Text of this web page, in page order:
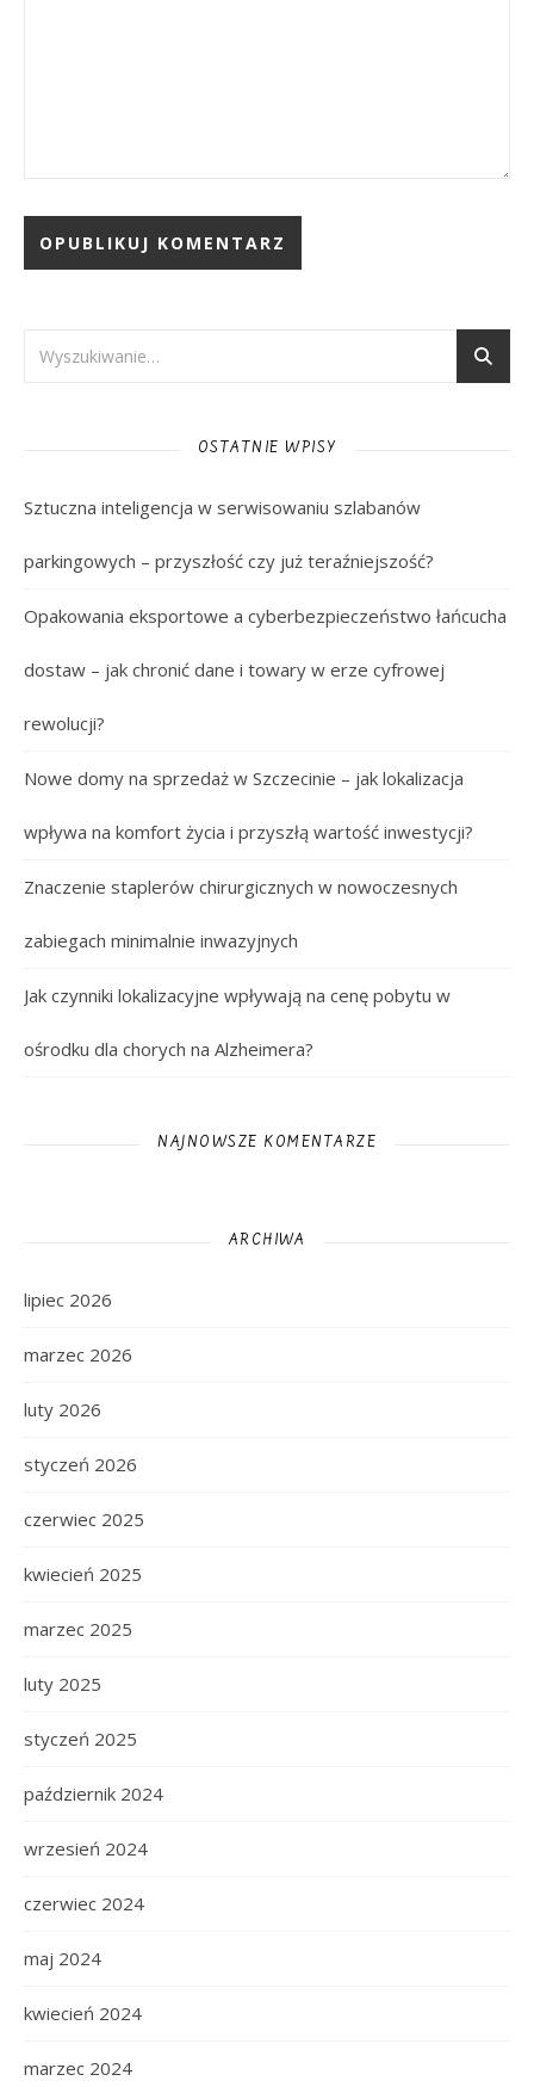
OSTATNIE WPISY
Sztuczna inteligencja w serwisowaniu szlabanów
parkingowych – przyszłość czy już teraźniejszość?
Opakowania eksportowe a cyberbezpieczeństwo łańcucha
dostaw – jak chronić dane i towary w erze cyfrowej
rewolucji?
Nowe domy na sprzedaż w Szczecinie – jak lokalizacja
wpływa na komfort życia i przyszłą wartość inwestycji?
Znaczenie staplerów chirurgicznych w nowoczesnych
zabiegach minimalnie inwazyjnych
Jak czynniki lokalizacyjne wpływają na cenę pobytu w
ośrodku dla chorych na Alzheimera?
NAJNOWSZE KOMENTARZE
ARCHIWA
lipiec 2026
marzec 2026
luty 2026
styczeń 2026
czerwiec 2025
kwiecień 2025
marzec 2025
luty 2025
styczeń 2025
październik 2024
wrzesień 2024
czerwiec 2024
maj 2024
kwiecień 2024
marzec 2024